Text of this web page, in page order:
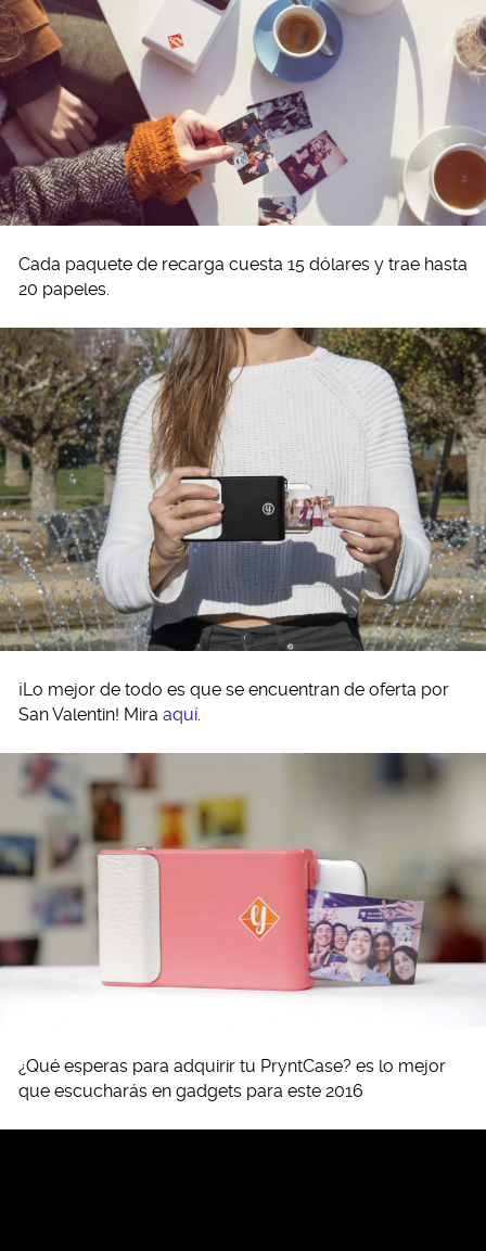
Cada paquete de recarga cuesta 15 dólares y trae hasta
20 papeles.
¡Lo mejor de todo es que se encuentran de oferta por
San Valentin! Mira aquí.
¿Qué esperas para adquirir tu PryntCase? es lo mejor
que escucharás en gadgets para este 2016